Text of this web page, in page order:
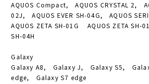
AQUOS Compact, AQUOS CRYSTAL 2,
02J, AQUOS EVER SH-04G, AQUOS
AQUOS ZETA SH-01G AQUOS ZETA SH-
SH-04H
Galaxy
Galaxy A8, Galaxy J, Galaxy S5,
edge, Galaxy S7 edge